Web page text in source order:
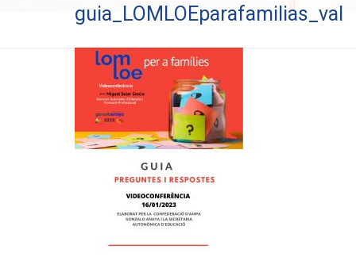
guia_LOMLOEparafamilias_val